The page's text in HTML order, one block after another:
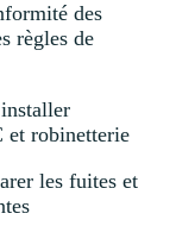
des
règles de
et robinetterie
les fuites et